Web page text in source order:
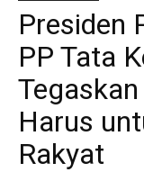
Presiden
PP Tata
Harus
Rakyat